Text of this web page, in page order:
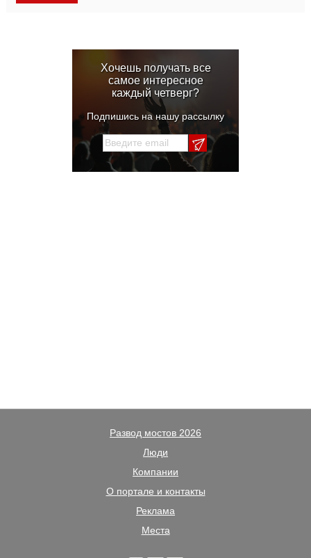
Хочешь получать все
самое интересное
каждый четверг?
Подпишись на нашу рассылку
Развод мостов 2026
Люди
Компании
О портале и контакты
Реклама
Места